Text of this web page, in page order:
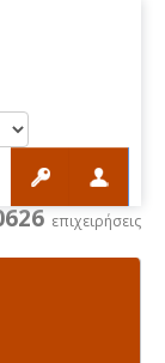
επιχειρήσεις